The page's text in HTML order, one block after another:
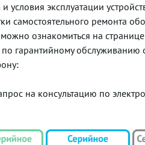
DHCP-серверов
сервера
List)
условия эксплуатации
самостоятельного ремонта
ознакомиться на странице
гарантийному обслуживанию
на консультацию по